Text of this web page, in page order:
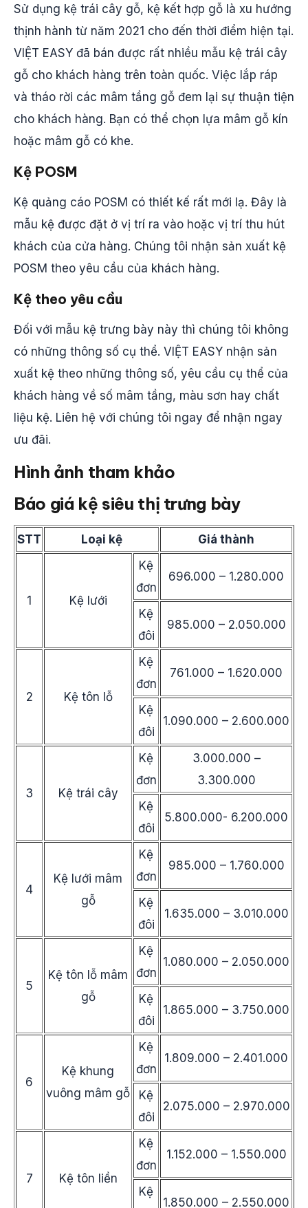
Sử dụng kệ trái cây gỗ, kệ kết hợp gỗ là xu hướng
thịnh hành từ năm 2021 cho đến thời điểm hiện tại.
VIỆT EASY đã bán được rất nhiều mẫu kệ trái cây
gỗ cho khách hàng trên toàn quốc. Việc lắp ráp
và tháo rời các mâm tầng gỗ đem lại sự thuận tiện
cho khách hàng. Bạn có thể chọn lựa mâm gỗ kín
hoặc mâm gỗ có khe.
Kệ POSM
Kệ quảng cáo POSM có thiết kế rất mới lạ. Đây là
mẫu kệ được đặt ở vị trí ra vào hoặc vị trí thu hút
khách của cửa hàng. Chúng tôi nhận sản xuất kệ
POSM theo yêu cầu của khách hàng.
Kệ theo yêu cầu
Đối với mẫu kệ trưng bày này thì chúng tôi không
có những thông số cụ thể. VIỆT EASY nhận sản
xuất kệ theo những thông số, yêu cầu cụ thể của
khách hàng về số mâm tầng, màu sơn hay chất
liệu kệ. Liên hệ với chúng tôi ngay để nhận ngay
ưu đãi.
Hình ảnh tham khảo
Báo giá kệ siêu thị trưng bày
STT Loại kệ Giá thành
1 Kệ lưới
Kệ
đơn
696.000 – 1.280.000
Kệ
đôi
985.000 – 2.050.000
2 Kệ tôn lỗ
Kệ
đơn
761.000 – 1.620.000
Kệ
đôi
1.090.000 – 2.600.000
3 Kệ trái cây
Kệ
đơn
3.000.000 –
3.300.000
Kệ
đôi
5.800.000- 6.200.000
4
Kệ lưới mâm
gỗ
Kệ
đơn
985.000 – 1.760.000
Kệ
đôi
1.635.000 – 3.010.000
5
Kệ tôn lỗ mâm
gỗ
Kệ
đơn
1.080.000 – 2.050.000
Kệ
đôi
1.865.000 – 3.750.000
6
Kệ khung
vuông mâm gỗ
Kệ
đơn
1.809.000 – 2.401.000
Kệ
đôi
2.075.000 – 2.970.000
7 Kệ tôn liền
Kệ
đơn
1.152.000 – 1.550.000
Kệ
1.850.000 – 2.550.000